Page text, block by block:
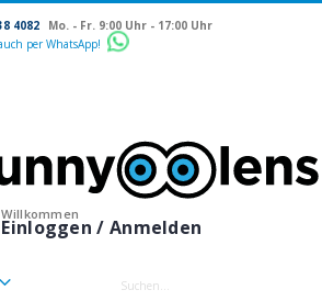
4082
Mo. - Fr. 9:00 Uhr - 17:00 Uhr
per WhatsApp!
Willkommen
Einloggen / Anmelden